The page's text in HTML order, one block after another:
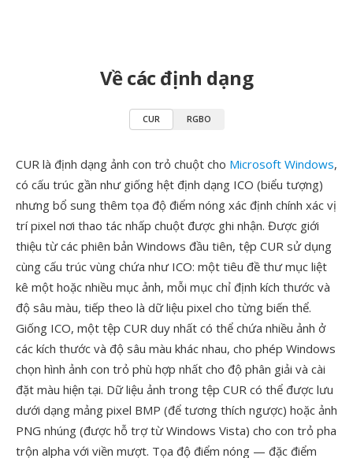
Về các định dạng
CUR RGBO
CUR là định dạng ảnh con trỏ chuột cho Microsoft Windows,
có cấu trúc gần như giống hệt định dạng ICO (biểu tượng)
nhưng bổ sung thêm tọa độ điểm nóng xác định chính xác vị
trí pixel nơi thao tác nhấp chuột được ghi nhận. Được giới
thiệu từ các phiên bản Windows đầu tiên, tệp CUR sử dụng
cùng cấu trúc vùng chứa như ICO: một tiêu đề thư mục liệt
kê một hoặc nhiều mục ảnh, mỗi mục chỉ định kích thước và
độ sâu màu, tiếp theo là dữ liệu pixel cho từng biến thể.
Giống ICO, một tệp CUR duy nhất có thể chứa nhiều ảnh ở
các kích thước và độ sâu màu khác nhau, cho phép Windows
chọn hình ảnh con trỏ phù hợp nhất cho độ phân giải và cài
đặt màu hiện tại. Dữ liệu ảnh trong tệp CUR có thể được lưu
dưới dạng mảng pixel BMP (để tương thích ngược) hoặc ảnh
PNG nhúng (được hỗ trợ từ Windows Vista) cho con trỏ pha
trộn alpha với viền mượt. Tọa độ điểm nóng — đặc điểm